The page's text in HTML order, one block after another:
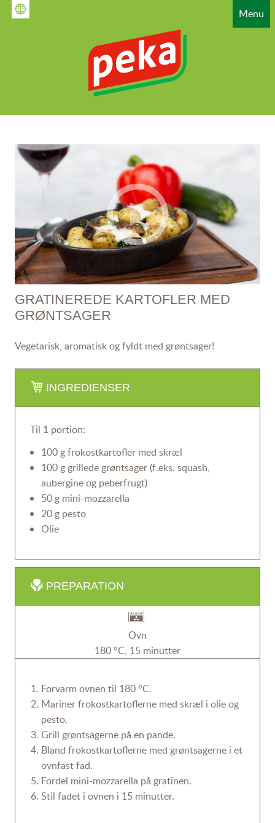
Menu
HAUPTNAVIGATION
GRATINEREDE KARTOFLER MED
GRØNTSAGER
Vegetarisk, aromatisk og fyldt med grøntsager!
INGREDIENSER
Til 1 portion:
100 g frokostkartofler med skræl
100 g grillede grøntsager (f.eks. squash,
aubergine og peberfrugt)
50 g mini-mozzarella
20 g pesto
Olie
PREPARATION
Ovn
180 °C, 15 minutter
Forvarm ovnen til 180 °C.
Mariner frokostkartoflerne med skræl i olie og
pesto.
Grill grøntsagerne på en pande.
Bland frokostkartoflerne med grøntsagerne i et
ovnfast fad.
Fordel mini-mozzarella på gratinen.
Stil fadet i ovnen i 15 minutter.